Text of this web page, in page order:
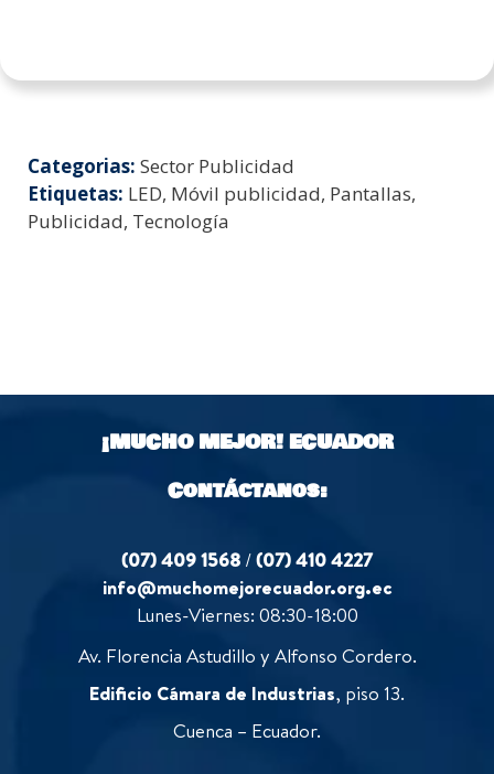
Categorias: Sector Publicidad
Etiquetas: LED, Móvil publicidad, Pantallas,
Publicidad, Tecnología
¡MUCHO MEJOR!ECUADOR
Contáctanos:
(07) 409 1568 /(07) 410 4227
info@muchomejorecuador.org.ec
Lunes-Viernes: 08:30-18:00
Av. Florencia Astudillo y Alfonso Cordero.
Edificio Cámara de Industrias, piso 13.
Cuenca – Ecuador.